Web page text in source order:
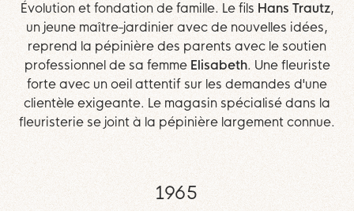
Évolution et fondation de famille. Le filsHans Trautz,
un jeune maître-jardinier avec de nouvelles idées,
reprend la pépinière des parents avec le soutien
professionnel de sa femme Elisabeth. Une fleuriste
forte avec un oeil attentif sur les demandes d'une
clientèle exigeante. Le magasin spécialisé dans la
fleuristerie se joint à la pépinière largement connue.
1965